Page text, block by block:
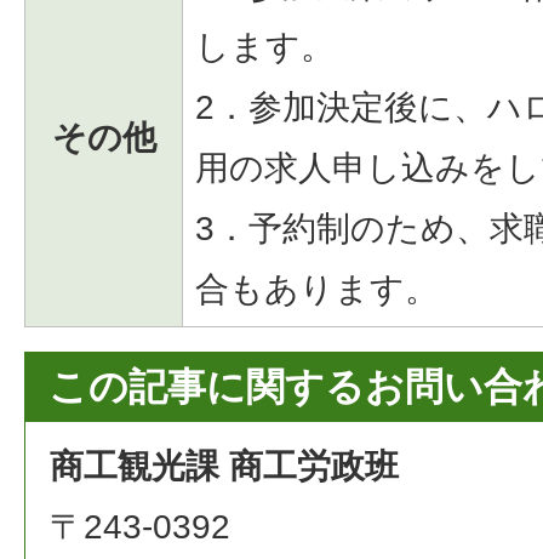
その他
します。
2．参加決定後に、ハ
用の求人申し込みを
3．予約制のため、求
合もあります。
この記事に関するお問い合
商工観光課 商工労政班
〒243-0392